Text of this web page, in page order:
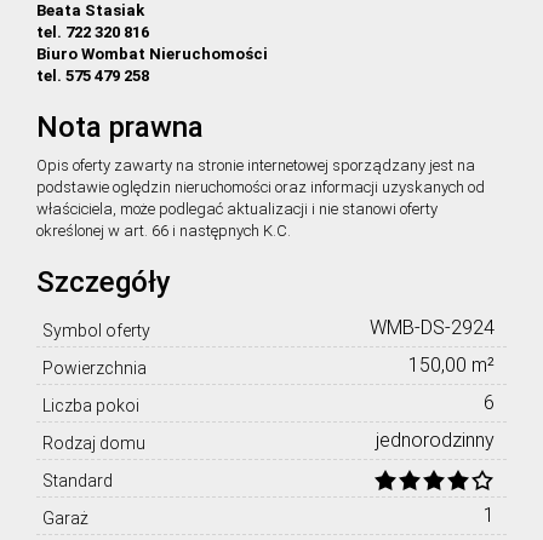
Beata Stasiak
tel. 722 320 816
Biuro Wombat Nieruchomości
tel. 575 479 258
Nota prawna
Opis oferty zawarty na stronie internetowej sporządzany jest na
podstawie oględzin nieruchomości oraz informacji uzyskanych od
właściciela, może podlegać aktualizacji i nie stanowi oferty
określonej w art. 66 i następnych K.C.
Szczegóły
Symbol oferty WMB-DS-2924
Powierzchnia 150,00 m²
Liczba pokoi 6
Rodzaj domu jednorodzinny
Standard
Garaż
1